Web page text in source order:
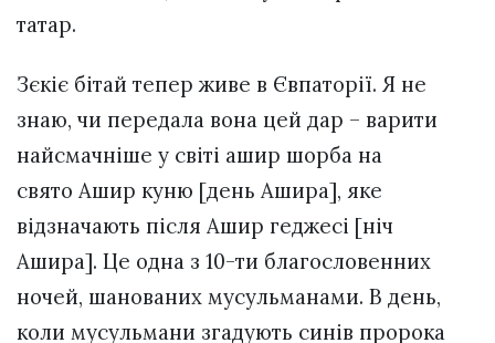
татар.
Зєкіє бітай тепер живе в Євпаторії. Я не
знаю, чи передала вона цей дар – варити
найсмачніше у світі ашир шорба на
свято Ашир куню [день Ашира], яке
відзначають після Ашир геджесі [ніч
Ашира]. Це одна з 10-ти благословенних
ночей, шанованих мусульманами. В день,
коли мусульмани згадують синів пророка